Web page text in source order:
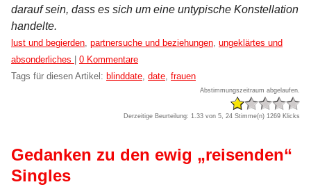
darauf sein, dass es sich um eine untypische Konstellation
handelte.
Kategorien:
lust und begierden, partnersuche und beziehungen, ungeklärtes und
absonderliches
0 Kommentare
Tags für diesen Artikel: blinddate, date, frauen
Abstimmungszeitraum abgelaufen.
Derzeitige Beurteilung: 1.33 von 5, 24 Stimme(n) 1269 Klicks
Gedanken zu den ewig „reisenden“
Singles